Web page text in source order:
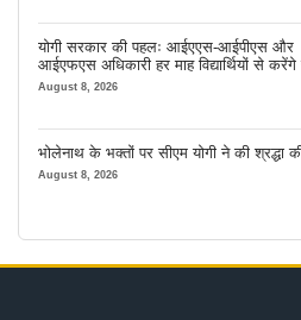
योगी सरकार की पहलः आईएएस-आईपीएस और
आईएफएस अधिकारी हर माह विद्यार्थियों से करेंगे
August 8, 2026
भोलेनाथ के भक्तों पर सीएम योगी ने की श्रद्धा की
August 8, 2026